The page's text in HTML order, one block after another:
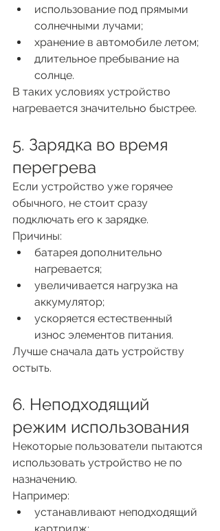
использование под прямыми
солнечными лучами;
хранение в автомобиле летом;
длительное пребывание на
солнце.
В таких условиях устройство
нагревается значительно быстрее.
5. Зарядка во время
перегрева
Если устройство уже горячее
обычного, не стоит сразу
подключать его к зарядке.
Причины:
батарея дополнительно
нагревается;
увеличивается нагрузка на
аккумулятор;
ускоряется естественный
износ элементов питания.
Лучше сначала дать устройству
остыть.
6. Неподходящий
режим использования
Некоторые пользователи пытаются
использовать устройство не по
назначению.
Например:
устанавливают неподходящий
картридж;